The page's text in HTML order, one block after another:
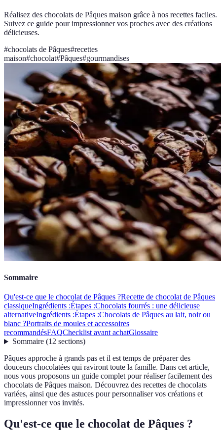
Réalisez des chocolats de Pâques maison grâce à nos recettes faciles.
Suivez ce guide pour impressionner vos proches avec des créations
délicieuses.
#chocolats de Pâques#recettes
maison#chocolat#Pâques#gourmandises
Sommaire
Qu'est-ce que le chocolat de Pâques ?Recette de chocolat de Pâques
classiqueIngrédients :Étapes :Chocolats fourrés : une délicieuse
alternativeIngrédients :Étapes :Chocolats de Pâques au lait, noir ou
blanc ?Portraits de moules et accessoires
recommandésFAQChecklist avant achatGlossaire
Sommaire(12 sections)
Pâques approche à grands pas et il est temps de préparer des
douceurs chocolatées qui raviront toute la famille. Dans cet article,
nous vous proposons un guide complet pour réaliser facilement des
chocolats de Pâques maison. Découvrez des recettes de chocolats
variées, ainsi que des astuces pour personnaliser vos créations et
impressionner vos invités.
Qu'est-ce que le chocolat de Pâques ?